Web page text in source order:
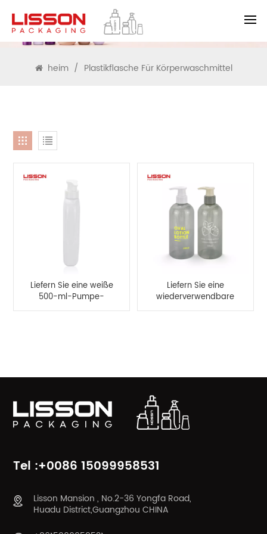
SUCHEN
heim / Plastikflasche Für Körperwaschmittel
Liefern Sie eine weiße
500-ml-Pumpe-
Flasche mit flacher
Liefern Sie eine
wiederverwendbare
220-ml-Plastikflasche
Tel :+0086 15099958531
Lisson Mansion , No.2-36 Yongfa Road,
Huadu District,Guangzhou CHINA